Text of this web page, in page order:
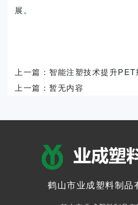
展。
上一篇： 智能注塑技术提升
上一篇： 暂无内容
鹤山市业成塑料制品